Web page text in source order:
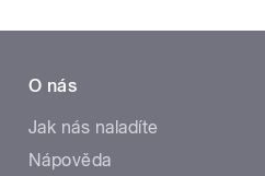
O nás
Jak nás naladíte
Nápověda